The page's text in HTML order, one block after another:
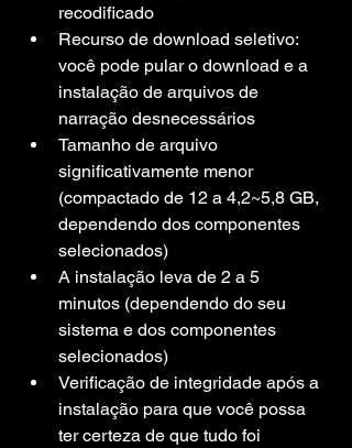
recodificado
Recurso de download seletivo:
você pode pular o download e a
instalação de arquivos de
narração desnecessários
Tamanho de arquivo
significativamente menor
(compactado de 12 a 4,2~5,8 GB,
dependendo dos componentes
selecionados)
A instalação leva de 2 a 5
minutos (dependendo do seu
sistema e dos componentes
selecionados)
Verificação de integridade após a
instalação para que você possa
ter certeza de que tudo foi